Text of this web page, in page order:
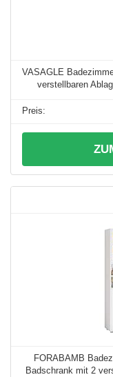
VASAGLE
verstellbaren
FORABAMB
Badschrank mit 2